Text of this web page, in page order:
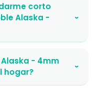
corto
Alaska -
›
Alaska - 4mm
hogar?
›